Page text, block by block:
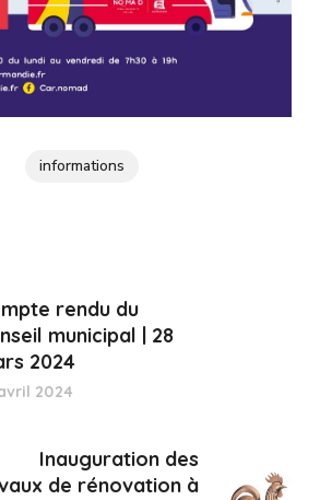
informations
rendu du
municipal | 28
2024
2024
Inauguration des
de rénovation à